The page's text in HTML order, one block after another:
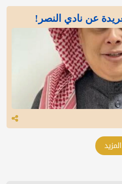
عن نادي النصر!
المزيد